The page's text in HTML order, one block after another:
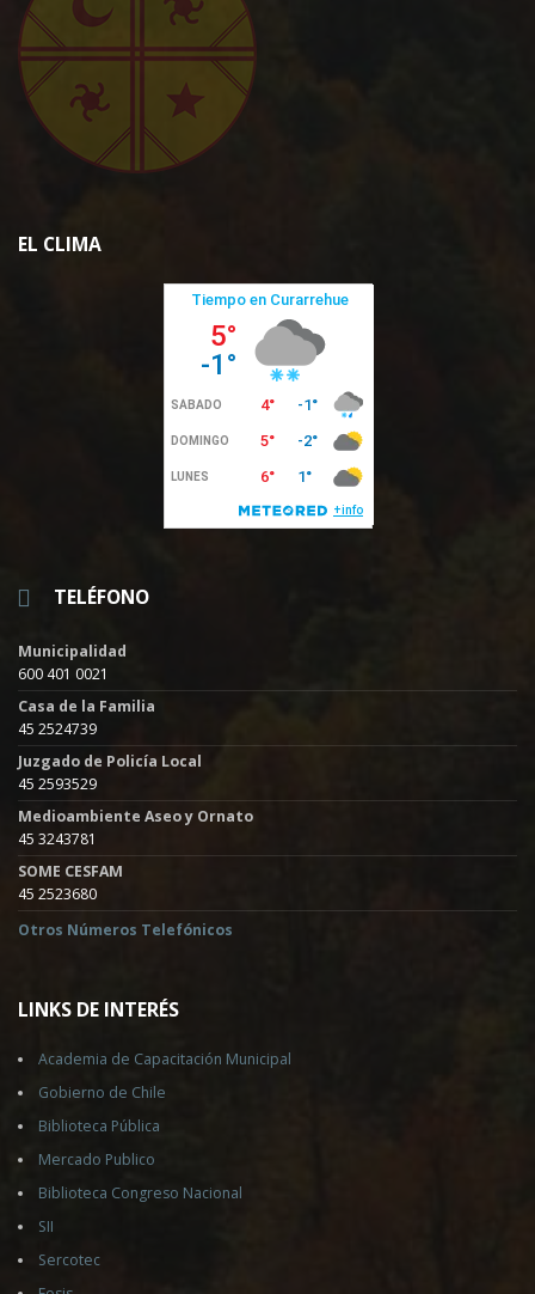
EL CLIMA
TELÉFONO
Municipalidad
600 401 0021
Casa de la Familia
45 2524739
Juzgado de Policía Local
45 2593529
Medioambiente Aseo y Ornato
45 3243781
SOME CESFAM
45 2523680
Otros Números Telefónicos
LINKS DE INTERÉS
Academia de Capacitación Municipal
Gobierno de Chile
Biblioteca Pública
Mercado Publico
Biblioteca Congreso Nacional
SII
Sercotec